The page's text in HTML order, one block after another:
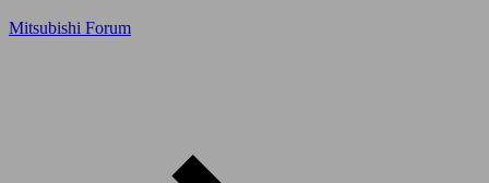
Mitsubishi Forum